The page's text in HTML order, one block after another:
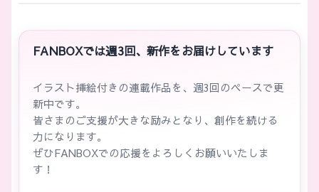
FANBOXでは週3回、新作をお届けしています
イラスト挿絵付きの連載作品を、週3回のペースで更
新中です。
皆さまのご支援が大きな励みとなり、創作を続ける
力になります。
ぜひFANBOXでの応援をよろしくお願いいたしま
す！